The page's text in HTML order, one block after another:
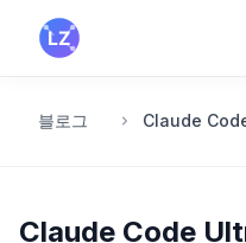
본문으로 건너뛰기
블로그
Claude Code